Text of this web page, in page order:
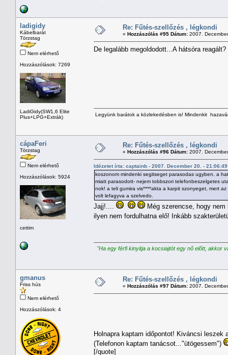
ladigidy
Kábelbarát
Törzstag
Nem elérhető
Hozzászólások: 7269
LadiGidy(SW1,6 Elite
Plus+LPG+Extrák)
Re: Fűtés-szellőzés , légkondi
« Hozzászólás #95 Dátum: 2007.
De legalább megoldodott...A hátsóra
Legyünk barátok a közlekedésben is! Mindenkit
cápaFeri
Törzstag
Nem elérhető
Hozzászólások: 5924
cettim
Re: Fűtés-szellőzés , légkondi
« Hozzászólás #96 Dátum: 2007.
Idézetet írta: captainb - 2007. December 20. - 21:06:49
koszonom mindenki segitseget parasodas ugyben. a
miatt parasodott- nejem tobbszori telefonbeszelgetes
nok! a teli gumira vis****akta a karpit szonyeget, mert
volt lefagyva a szelvedo.
Jajj!....
Még szerencse, hogy
ilyen nem fordulhatna elő! Inkább
"Ha egy férfi kinyitja a kocsiajtót egy nő előtt, akkor
gmanus
Friss hús
Nem elérhető
Hozzászólások: 4
Re: Fűtés-szellőzés , légkondi
« Hozzászólás #97 Dátum: 2007.
Holnapra kaptam időpontot! Kiváncsi leszek
(Telefonon kaptam tanácsot..."ütögessem")
[/quote]